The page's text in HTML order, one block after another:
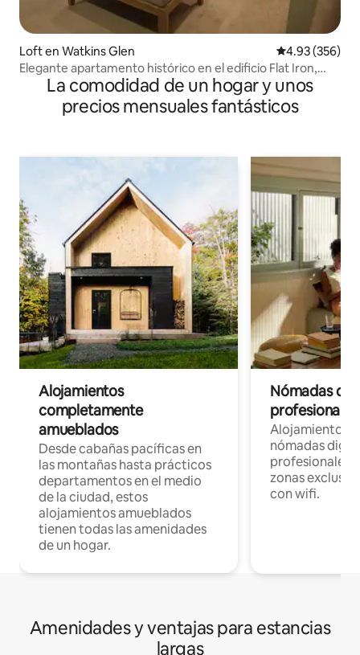
Loft en Watkins Glen Calificación
4.93 (356)
Elegante apartamento histórico en el edificio Flat Iron,
apto. 1La comodidad de un hogar y unos
precios mensuales fantásticos
Alojamientos
completamente
amueblados
Desde cabañas pacíficas en
las montañas hasta prácticos
departamentos en el medio
de la ciudad, estos
alojamientos amueblados
tienen todas las amenidades
de un hogar.
Nómadas
Alojamientos
nómadas
profesionales
zonas
con wifi.
Amenidades y ventajas para estancias
largas